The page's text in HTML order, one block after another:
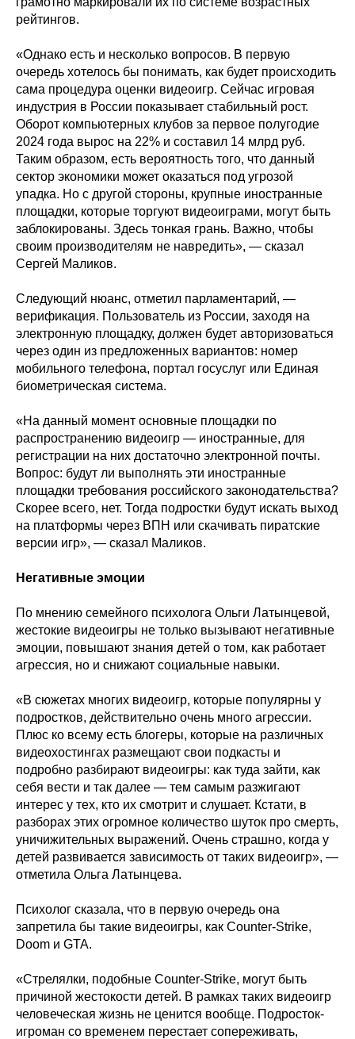
рейтингов.
«Однако есть и несколько вопросов. В первую
очередь хотелось бы понимать, как будет происходить
сама процедура оценки видеоигр. Сейчас игровая
индустрия в России показывает стабильный рост.
Оборот компьютерных клубов за первое полугодие
2024 года вырос на 22% и составил 14 млрд руб.
Таким образом, есть вероятность того, что данный
сектор экономики может оказаться под угрозой
упадка. Но с другой стороны, крупные иностранные
площадки, которые торгуют видеоиграми, могут быть
заблокированы. Здесь тонкая грань. Важно, чтобы
своим производителям не навредить», — сказал
Сергей Маликов.
Следующий нюанс, отметил парламентарий, —
верификация. Пользователь из России, заходя на
электронную площадку, должен будет авторизоваться
через один из предложенных вариантов: номер
мобильного телефона, портал госуслуг или Единая
биометрическая система.
«На данный момент основные площадки по
распространению видеоигр — иностранные, для
регистрации на них достаточно электронной почты.
Вопрос: будут ли выполнять эти иностранные
площадки требования российского законодательства?
Скорее всего, нет. Тогда подростки будут искать выход
на платформы через ВПН или скачивать пиратские
версии игр», — сказал Маликов.
Негативные эмоции
По мнению семейного психолога Ольги Латынцевой,
жестокие видеоигры не только вызывают негативные
эмоции, повышают знания детей о том, как работает
агрессия, но и снижают социальные навыки.
«В сюжетах многих видеоигр, которые популярны у
подростков, действительно очень много агрессии.
Плюс ко всему есть блогеры, которые на различных
видеохостингах размещают свои подкасты и
подробно разбирают видеоигры: как туда зайти, как
себя вести и так далее — тем самым разжигают
интерес у тех, кто их смотрит и слушает. Кстати, в
разборах этих огромное количество шуток про смерть,
уничижительных выражений. Очень страшно, когда у
детей развивается зависимость от таких видеоигр», —
отметила Ольга Латынцева.
Психолог сказала, что в первую очередь она
запретила бы такие видеоигры, как Counter-Strike,
Doom и GTA.
«Стрелялки, подобные Counter-Strike, могут быть
причиной жестокости детей. В рамках таких видеоигр
человеческая жизнь не ценится вообще. Подросток-
игроман со временем перестает сопереживать,